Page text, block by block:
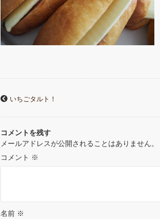
いちごタルト！
コメントを残す
メールアドレスが公開されることはありません。
コメント ※
名前 ※